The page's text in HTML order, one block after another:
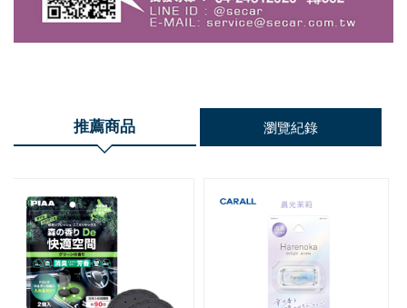
推薦商品 瀏覽紀錄